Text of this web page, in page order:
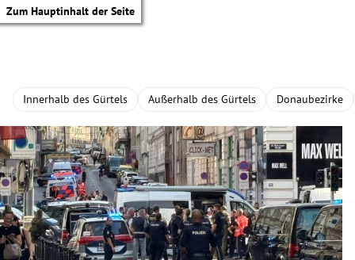
Zum Hauptinhalt der Seite
Innerhalb des Gürtels Außerhalb des Gürtels Donaubezirke